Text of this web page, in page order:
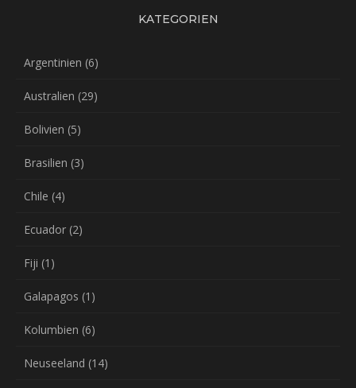
KATEGORIEN
Argentinien (6)
Australien (29)
Bolivien (5)
Brasilien (3)
Chile (4)
Ecuador (2)
Fiji (1)
Galapagos (1)
Kolumbien (6)
Neuseeland (14)